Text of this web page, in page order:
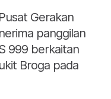
Gerakan
panggilan
999 berkaitan
Broga pada